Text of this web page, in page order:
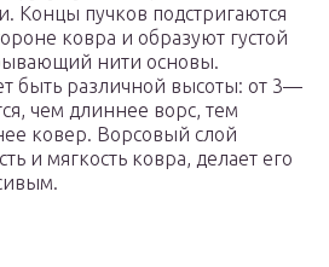
Концы пучков подстригаются
ковра и образуют густой
нити основы.
быть различной высоты: от 3—
чем длиннее ворс, тем
ковер. Ворсовый слой
и мягкость ковра, делает его